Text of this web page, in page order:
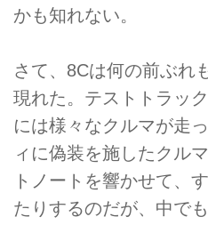
かも知れない。
さて、8Cは何の前ぶれ
現れた。テストトラッ
には様々なクルマが走
ィに偽装を施したクル
トノートを響かせて、
たりするのだが、中で